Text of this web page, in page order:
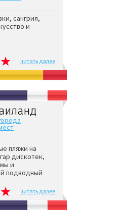
сангрия,
и
читать далее
пляжи на
дискотек,
и
подводный
читать далее